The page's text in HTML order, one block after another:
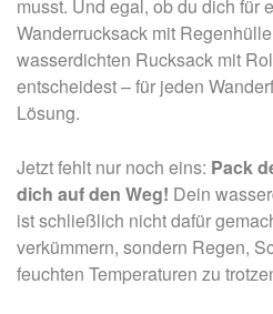
musst. Und egal, ob du dich für
Wanderrucksack mit
wasserdichten Rucksack mit
entscheidest – für jeden
Lösung.
Jetzt fehlt nur noch eins: Pack
dich auf den Weg! Dein
ist schließlich nicht dafür
verkümmern, sondern Regen,
feuchten Temperaturen zu